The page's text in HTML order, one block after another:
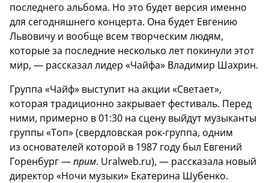
последнего альбома. Но это будет версия именно
для сегодняшнего концерта. Она будет Евгению
Львовичу и вообще всем творческим людям,
которые за последние несколько лет покинули этот
мир, — рассказал лидер «Чайфа» Владимир Шахрин.
Группа «Чайф» выступит на акции «Светает»,
которая традиционно закрывает фестиваль. Перед
ними, примерно в 01:30 на сцену выйдут музыканты
группы «Топ» (свердловская рок-группа, одним
из основателей которой в 1987 году был Евгений
Горенбург —прим. Uralweb.ru), — рассказала новый
директор «Ночи музыки» Екатерина Шубенко.